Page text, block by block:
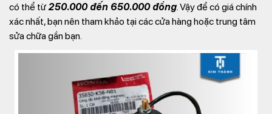
có thể từ250.000 đến 650.000 đồng. Vậy để có giá chính
xác nhất, bạn nên tham khảo tại các cửa hàng hoặc trung tâm
sửa chữa gần bạn.